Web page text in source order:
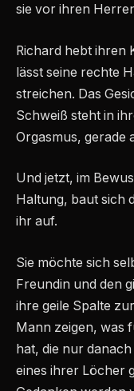
sie vor ihren
Richard hebt ihren
lässt seine rechte
streichen. Das
Schweiß steht in
Orgasmus, gerade
Und jetzt, im
Haltung, baut sich
ihr auf.
Sie möchte sich
Freundin und den
ihre geile Spalte
Mann zeigen, was
hat, die nur
eines ihrer Löcher